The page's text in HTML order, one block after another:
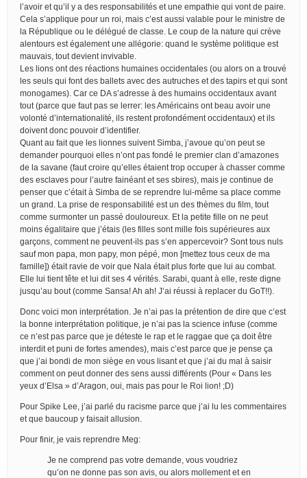
l’avoir et qu’il y a des responsabilités et une empathie qui vont de paire.
Cela s’applique pour un roi, mais c’est aussi valable pour le ministre de
la République ou le délégué de classe. Le coup de la nature qui crève
alentours est également une allégorie: quand le système politique est
mauvais, tout devient invivable.
Les lions ont des réactions humaines occidentales (ou alors on a trouvé
les seuls qui font des ballets avec des autruches et des tapirs et qui sont
monogames). Car ce DA s’adresse à des humains occidentaux avant
tout (parce que faut pas se lerrer: les Américains ont beau avoir une
volonté d’internationalité, ils restent profondément occidentaux) et ils
doivent donc pouvoir d’identifier.
Quant au fait que les lionnes suivent Simba, j’avoue qu’on peut se
demander pourquoi elles n’ont pas fondé le premier clan d’amazones
de la savane (faut croire qu’elles étaient trop occuper à chasser comme
des esclaves pour l’autre fainéant et ses sbires), mais je continue de
penser que c’était à Simba de se reprendre lui-même sa place comme
un grand. La prise de responsabilité est un des thèmes du film, tout
comme surmonter un passé douloureux. Et la petite fille on ne peut
moins égalitaire que j’étais (les filles sont mille fois supérieures aux
garçons, comment ne peuvent-ils pas s’en appercevoir? Sont tous nuls
sauf mon papa, mon papy, mon pépé, mon [mettez tous ceux de ma
famille]) était ravie de voir que Nala était plus forte que lui au combat.
Elle lui tient tête et lui dit ses 4 vérités. Sarabi, quant à elle, reste digne
jusqu’au bout (comme Sansa! Ah ah! J’ai réussi à replacer du GoT!!).
Donc voici mon interprétation. Je n’ai pas la prétention de dire que c’est
la bonne interprétation politique, je n’ai pas la science infuse (comme
ce n’est pas parce que je déteste le rap et le raggae que ça doit être
interdit et puni de fortes amendes), mais c’est parce que je pense ça
que j’ai bondi de mon siège en vous lisant et que j’ai du mal à saisir
comment on peut donner des sens aussi différents (Pour « Dans les
yeux d’Elsa » d’Aragon, oui, mais pas pour le Roi lion! ;D)
Pour Spike Lee, j’ai parlé du racisme parce que j’ai lu les commentaires
et que baucoup y faisait allusion.
Pour finir, je vais reprendre Meg:
Je ne comprend pas votre demande, vous voudriez
qu’on ne donne pas son avis, ou alors mollement et en